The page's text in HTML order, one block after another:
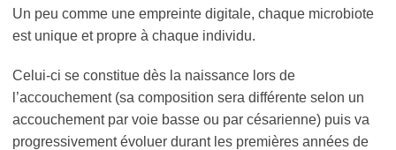
Un peu comme une empreinte digitale, chaque microbiote
est unique et propre à chaque individu.
Celui-ci se constitue dès la naissance lors de
l’accouchement (sa composition sera différente selon un
accouchement par voie basse ou par césarienne) puis va
progressivement évoluer durant les premières années de